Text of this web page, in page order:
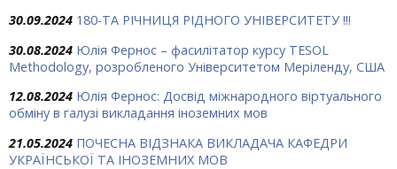
30.09.2024 180-ТА РІЧНИЦЯ РІДНОГО УНІВЕРСИТЕТУ !!!
30.08.2024 Юлія Фернос – фасилітатор курсу TESOL
Methodology, розробленого Університетом Меріленду, США
12.08.2024 Юлія Фернос: Досвід міжнародного віртуального
обміну в галузі викладання іноземних мов
21.05.2024 ПОЧЕСНА ВІДЗНАКА ВИКЛАДАЧА КАФЕДРИ
УКРАЇНСЬКОЇ ТА ІНОЗЕМНИХ МОВ